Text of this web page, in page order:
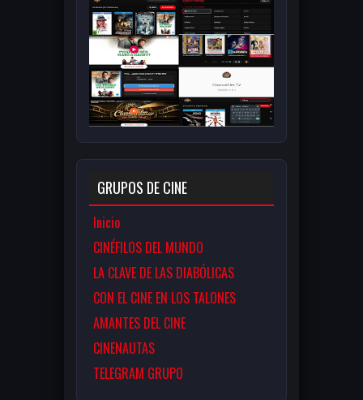
GRUPOS DE CINE
Inicio
CINÉFILOS DEL MUNDO
LA CLAVE DE LAS DIABÓLICAS
CON EL CINE EN LOS TALONES
AMANTES DEL CINE
CINENAUTAS
TELEGRAM GRUPO